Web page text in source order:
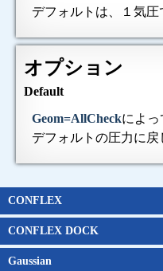
デフォルトは、１気圧
オプション
Default
Geom=AllCheckによっ
デフォルトの圧力に戻
CONFLEX
CONFLEX
Parallel CONFLEX
Interface
新機能
アルゴリズム
Gaussianとの連携
チュートリアルムービー
価格表 企業
官公庁
教育機関
CONFLEX DOCK
CONFLEX DOCK
アルゴリズム
チュートリアルムービー
価格表
Gaussian